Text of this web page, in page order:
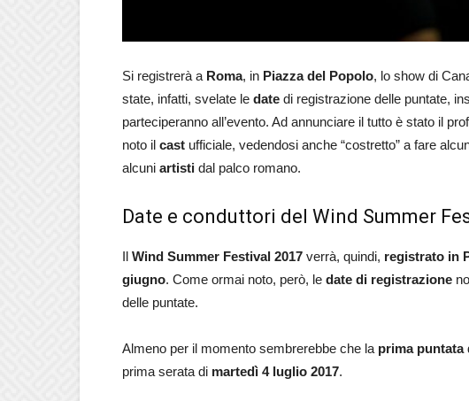
Si registrerà a Roma, in Piazza del Popolo, lo show di
state, infatti, svelate le date di registrazione delle puntate,
parteciperanno all’evento. Ad annunciare il tutto è stato il
noto il cast ufficiale, vedendosi anche “costretto” a fare
alcuni artisti dal palco romano.
Date e conduttori del Wind Summer
Il Wind Summer Festival 2017 verrà, quindi, registrato in
giugno. Come ormai noto, però, le date di registrazione
delle puntate.
Almeno per il momento sembrerebbe che la prima puntata
prima serata di martedì 4 luglio 2017.